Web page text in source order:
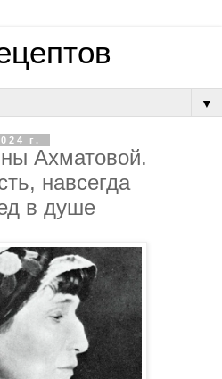
▼
г.
Ахматовой.
навсегда
в душе